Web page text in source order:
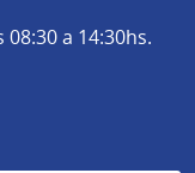
a 14:30hs.